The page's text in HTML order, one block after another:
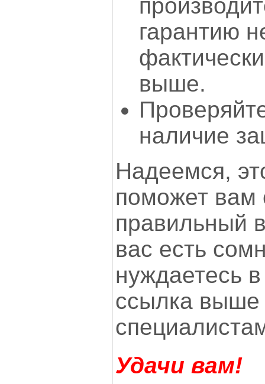
гарантию
выше.
наличие
Надеемся,
поможет вам
правильный
вас есть
нуждаетесь
ссылка выше
Удачи вам!